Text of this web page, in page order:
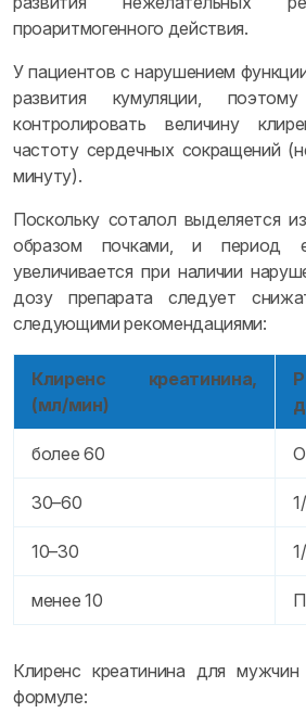
проаритмогенного действия.
У пациентов с нарушением
развития кумуляции,
контролировать величину
частоту сердечных сокращений
минуту).
Поскольку соталол выделяется
образом почками, и период
увеличивается при наличии
дозу препарата следует
следующими рекомендациями:
Клиренс креатинина,
(мл/мин)
более 60
30–60
10–30
менее 10
Клиренс креатинина для мужчин
формуле: